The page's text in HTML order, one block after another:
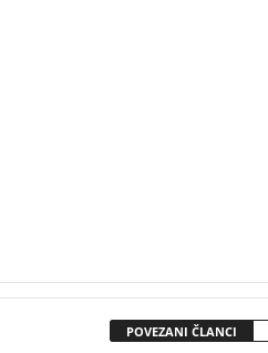
POVEZANI ČLANCI